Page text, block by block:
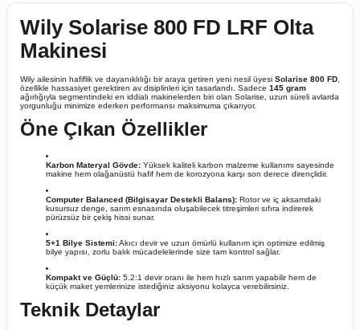
Wily Solarise 800 FD LRF Olta
Makinesi
Wily ailesinin hafiflik ve dayanıklılığı bir araya getiren yeni nesil üyesi Solarise 800 FD
özellikle hassasiyet gerektiren av disiplinleri için tasarlandı. Sadece 145 gram
ağırlığıyla segmentindeki en iddialı makinelerden biri olan Solarise, uzun süreli avlarda
yorgunluğu minimize ederken performansı maksimuma çıkarıyor.
Öne Çıkan Özellikler
Karbon Materyal Gövde: Yüksek kaliteli karbon malzeme kullanımı sayesinde
makine hem olağanüstü hafif hem de korozyona karşı son derece dirençlidir.
Computer Balanced (Bilgisayar Destekli Balans): Rotor ve iç aksamdaki
kusursuz denge, sarım esnasında oluşabilecek titreşimleri sıfıra indirerek
pürüzsüz bir çekiş hissi sunar.
5+1 Bilye Sistemi:Akıcı devir ve uzun ömürlü kullanım için optimize edilmiş
bilye yapısı, zorlu balık mücadelelerinde size tam kontrol sağlar.
Kompakt ve Güçlü: 5.2:1 devir oranı ile hem hızlı sarım yapabilir hem de
küçük maket yemlerinize istediğiniz aksiyonu kolayca verebilirsiniz.
Teknik Detaylar